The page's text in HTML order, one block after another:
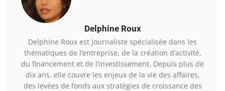
Delphine Roux
Delphine Roux est journaliste spécialisée dans les
thématiques de l’entreprise, de la création d’activité,
du financement et de l’investissement. Depuis plus de
dix ans, elle couvre les enjeux de la vie des affaires,
des levées de fonds aux stratégies de croissance des